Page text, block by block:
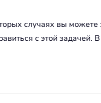
случаях вы можете
с этой задачей. В